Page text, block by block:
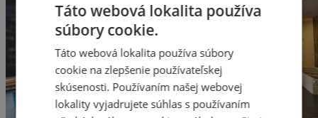
Táto webová lokalita používa
súbory cookie.
Táto webová lokalita používa súbory
cookie na zlepšenie používateľskej
skúsenosti. Používaním našej webovej
lokality vyjadrujete súhlas s používaním